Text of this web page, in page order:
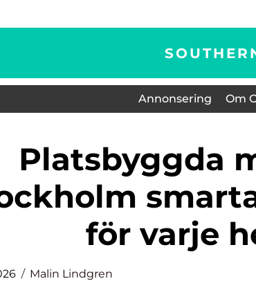
Annonsering Om
Platsbyggda möbler i
för varje
Malin Lindgren